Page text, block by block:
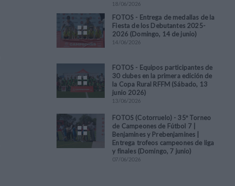
18/06/2026
FOTOS - Entrega de medallas de la
Fiesta de los Debutantes 2025-
2026 (Domingo, 14 de junio)
14/06/2026
FOTOS - Equipos participantes de
30 clubes en la primera edición de
la Copa Rural RFFM (Sábado, 13
junio 2026)
13/06/2026
FOTOS (Cotorruelo) - 35º Torneo
de Campeones de Fútbol 7 |
Benjamines y Prebenjamines |
Entrega trofeos campeones de liga
y finales (Domingo, 7 junio)
07/06/2026